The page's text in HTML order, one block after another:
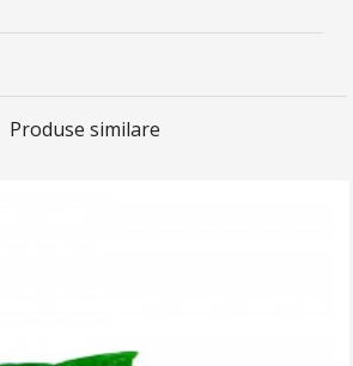
Produse similare